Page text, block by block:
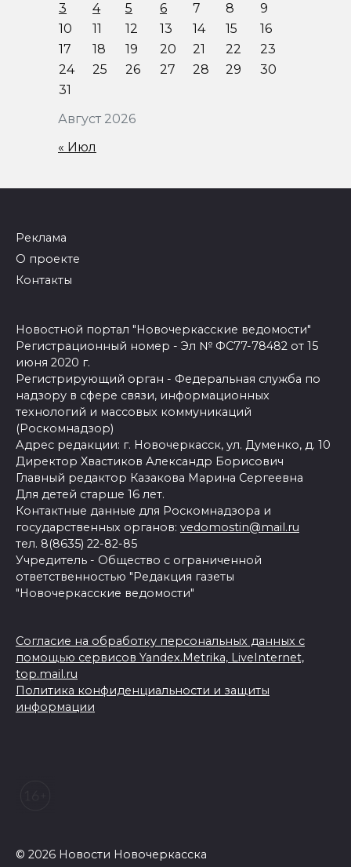
Август 2026
3
4 5 6 7 8
9
10
11 12 13 14 15
16
17
18 19 20 21 22
23
24
25 26 27 28 29
30
31
« Июл
Реклама
О проекте
Контакты
Новостной портал "Новочеркасские ведомости"
Регистрационный номер - Эл № ФС77-78482 от 15
июня 2020 г.
Регистрирующий орган - Федеральная служба по
надзору в сфере связи, информационных
технологий и массовых коммуникаций
(Роскомнадзор)
Адрес редакции: г. Новочеркасск, ул. Думенко, д. 10
Директор Хвастиков Александр Борисович
Главный редактор Казакова Марина Сергеевна
Для детей старше 16 лет.
Контактные данные для Роскомнадзора и
государственных органов: vedomostin@mail.ru
тел. 8(8635) 22-82-85
Учредитель - Общество с ограниченной
ответственностью "Редакция газеты
"Новочеркасские ведомости"
Согласие на обработку персональных данных с
помощью сервисов Yandex.Metrika, LiveInternet,
top.mail.ru
Политика конфиденциальности и защиты
информации
© 2026 Новости Новочеркасска